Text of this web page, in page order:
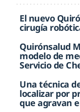
El nuevo
cirugía
Quirónsalud
modelo de
Servicio de
Una técnica
localizar por
que agravan